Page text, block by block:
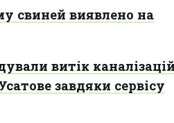
свиней виявлено на
витік
завдяки сервісу